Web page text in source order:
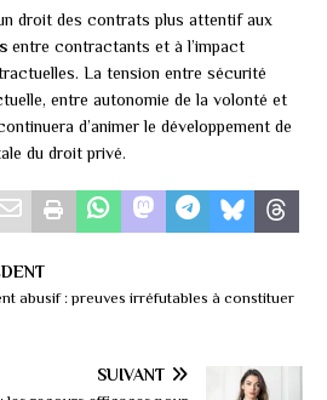
droit des contrats plus attentif aux
entre contractants et à l’impact
La tension entre sécurité
entre autonomie de la volonté et
d’animer le développement de
du droit privé.
abusif : preuves irréfutables à constituer
SUIVANT